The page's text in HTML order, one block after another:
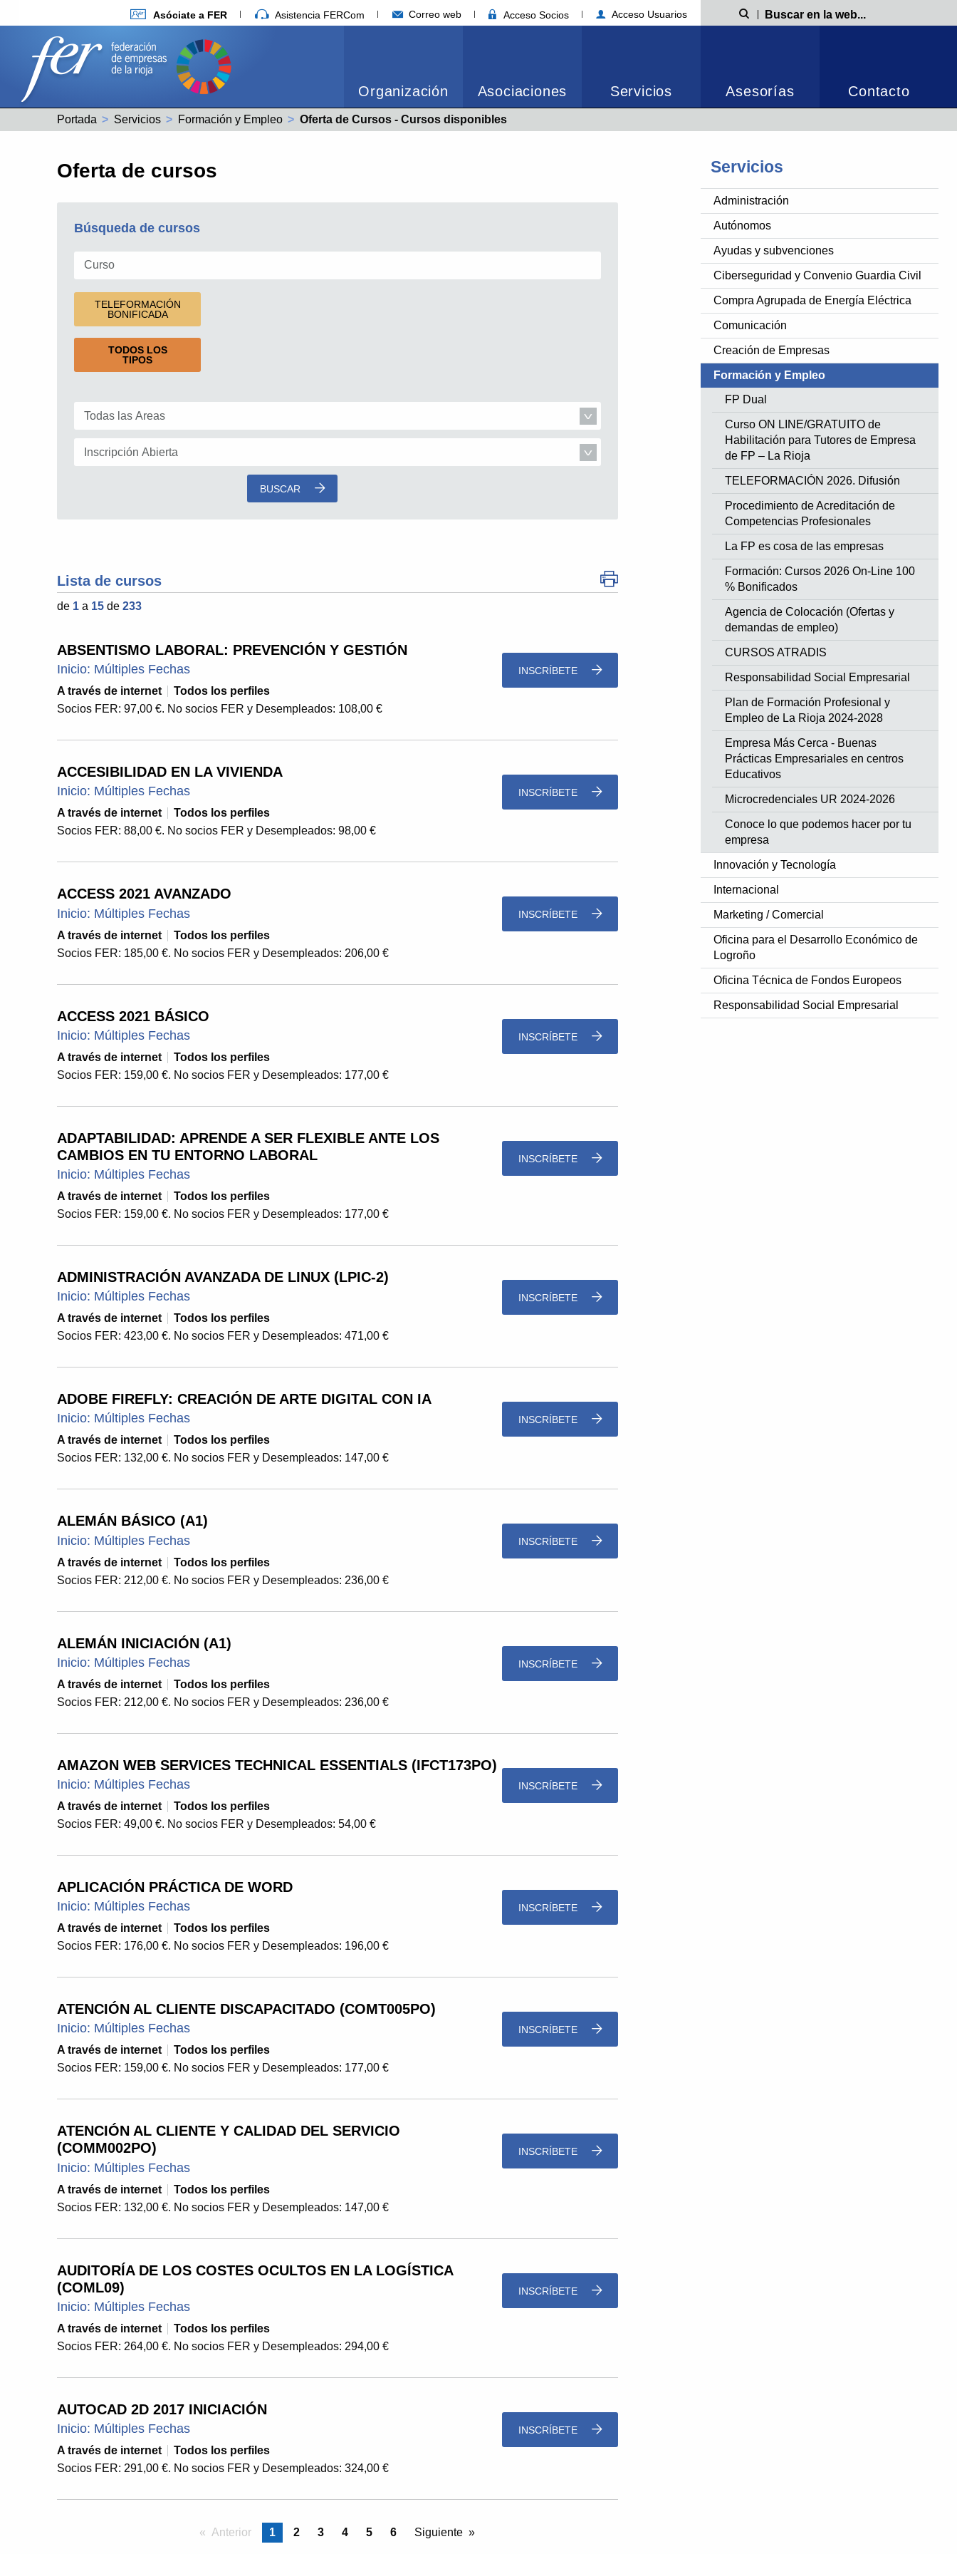
Asóciate a FER Asistencia FERCom Correo web Acceso Socios Acceso Usuarios Búsqueda
Organización Asociaciones Servicios Asesorías Contacto
Portada Servicios Formación y Empleo Actual:
Oferta de Cursos - Cursos disponibles
Servicios
Administración
Autónomos
Ayudas y subvenciones
Ciberseguridad y Convenio Guardia Civil
Compra Agrupada de Energía Eléctrica
Comunicación
Creación de Empresas
Formación y Empleo
FP Dual
Curso ON LINE/GRATUITO de
Habilitación para Tutores de Empresa
de FP – La Rioja
TELEFORMACIÓN 2026. Difusión
Procedimiento de Acreditación de
Competencias Profesionales
La FP es cosa de las empresas
Formación: Cursos 2026 On-Line 100
% Bonificados
Agencia de Colocación (Ofertas y
demandas de empleo)
CURSOS ATRADIS
Responsabilidad Social Empresarial
Plan de Formación Profesional y
Empleo de La Rioja 2024-2028
Empresa Más Cerca - Buenas
Prácticas Empresariales en centros
Educativos
Microcredenciales UR 2024-2026
Conoce lo que podemos hacer por tu
empresa
Innovación y Tecnología
Internacional
Marketing / Comercial
Oficina para el Desarrollo Económico de
Logroño
Oficina Técnica de Fondos Europeos
Responsabilidad Social Empresarial
Oferta de cursos
Búsqueda de cursos
TELEFORMACIÓN
BONIFICADA
TODOS LOS
TIPOS
BUSCAR
Lista de cursos
de 1a 15de 233
ABSENTISMO LABORAL: PREVENCIÓN Y GESTIÓN
Inicio: Múltiples Fechas
A través de internet
Todos los perfiles
Socios FER: 97,00 €. No socios FER y Desempleados: 108,00 €
INSCRÍBETE
ACCESIBILIDAD EN LA VIVIENDA
Inicio: Múltiples Fechas
A través de internet
Todos los perfiles
Socios FER: 88,00 €. No socios FER y Desempleados: 98,00 €
INSCRÍBETE
ACCESS 2021 AVANZADO
Inicio: Múltiples Fechas
A través de internet
Todos los perfiles
Socios FER: 185,00 €. No socios FER y Desempleados: 206,00 €
INSCRÍBETE
ACCESS 2021 BÁSICO
Inicio: Múltiples Fechas
A través de internet
Todos los perfiles
Socios FER: 159,00 €. No socios FER y Desempleados: 177,00 €
INSCRÍBETE
ADAPTABILIDAD: APRENDE A SER FLEXIBLE ANTE LOS
CAMBIOS EN TU ENTORNO LABORAL
Inicio: Múltiples Fechas
A través de internet
Todos los perfiles
Socios FER: 159,00 €. No socios FER y Desempleados: 177,00 €
INSCRÍBETE
ADMINISTRACIÓN AVANZADA DE LINUX (LPIC-2)
Inicio: Múltiples Fechas
A través de internet
Todos los perfiles
Socios FER: 423,00 €. No socios FER y Desempleados: 471,00 €
INSCRÍBETE
ADOBE FIREFLY: CREACIÓN DE ARTE DIGITAL CON IA
Inicio: Múltiples Fechas
A través de internet
Todos los perfiles
Socios FER: 132,00 €. No socios FER y Desempleados: 147,00 €
INSCRÍBETE
ALEMÁN BÁSICO (A1)
Inicio: Múltiples Fechas
A través de internet
Todos los perfiles
Socios FER: 212,00 €. No socios FER y Desempleados: 236,00 €
INSCRÍBETE
ALEMÁN INICIACIÓN (A1)
Inicio: Múltiples Fechas
A través de internet
Todos los perfiles
Socios FER: 212,00 €. No socios FER y Desempleados: 236,00 €
INSCRÍBETE
AMAZON WEB SERVICES TECHNICAL ESSENTIALS (IFCT173PO)
Inicio: Múltiples Fechas
A través de internet
Todos los perfiles
Socios FER: 49,00 €. No socios FER y Desempleados: 54,00 €
INSCRÍBETE
APLICACIÓN PRÁCTICA DE WORD
Inicio: Múltiples Fechas
A través de internet
Todos los perfiles
Socios FER: 176,00 €. No socios FER y Desempleados: 196,00 €
INSCRÍBETE
ATENCIÓN AL CLIENTE DISCAPACITADO (COMT005PO)
Inicio: Múltiples Fechas
A través de internet
Todos los perfiles
Socios FER: 159,00 €. No socios FER y Desempleados: 177,00 €
INSCRÍBETE
ATENCIÓN AL CLIENTE Y CALIDAD DEL SERVICIO
(COMM002PO)
Inicio: Múltiples Fechas
A través de internet
Todos los perfiles
Socios FER: 132,00 €. No socios FER y Desempleados: 147,00 €
INSCRÍBETE
AUDITORÍA DE LOS COSTES OCULTOS EN LA LOGÍSTICA
(COML09)
Inicio: Múltiples Fechas
A través de internet
Todos los perfiles
Socios FER: 264,00 €. No socios FER y Desempleados: 294,00 €
INSCRÍBETE
AUTOCAD 2D 2017 INICIACIÓN
Inicio: Múltiples Fechas
A través de internet
Todos los perfiles
Socios FER: 291,00 €. No socios FER y Desempleados: 324,00 €
INSCRÍBETE
Anterior paginaEstás en la pagina
1 2 3 4 5 6 Siguiente